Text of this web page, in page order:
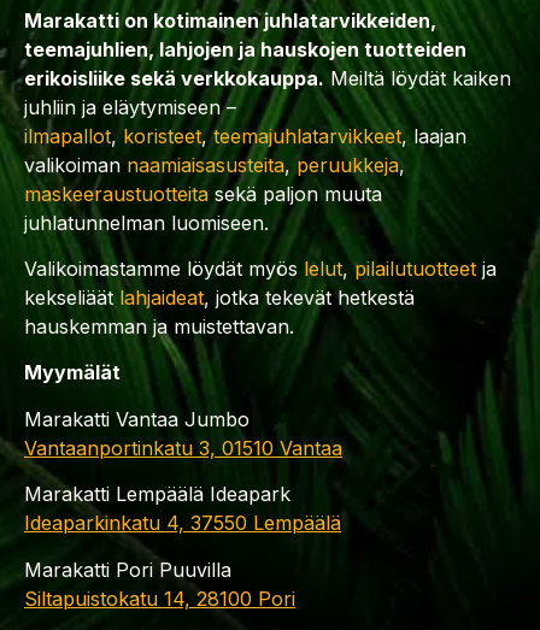
Marakatti on kotimainen juhlatarvikkeiden,
teemajuhlien, lahjojen ja hauskojen tuotteiden
erikoisliike sekä verkkokauppa. Meiltä löydät kaiken
juhliin ja eläytymiseen –
ilmapallot, koristeet,teemajuhlatarvikkeet, laajan
valikoiman naamiaisasusteita, peruukkeja,
maskeeraustuotteita sekä paljon muuta
juhlatunnelman luomiseen.
Valikoimastamme löydät myös lelut,pilailutuotteet ja
kekseliäät lahjaideat, jotka tekevät hetkestä
hauskemman ja muistettavan.
Myymälät
Marakatti Vantaa Jumbo
Vantaanportinkatu 3, 01510 Vantaa
Marakatti Lempäälä Ideapark
Ideaparkinkatu 4, 37550 Lempäälä
Marakatti Pori Puuvilla
Siltapuistokatu 14, 28100 Pori